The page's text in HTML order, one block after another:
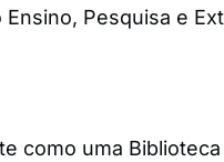
Pesquisa e
como uma